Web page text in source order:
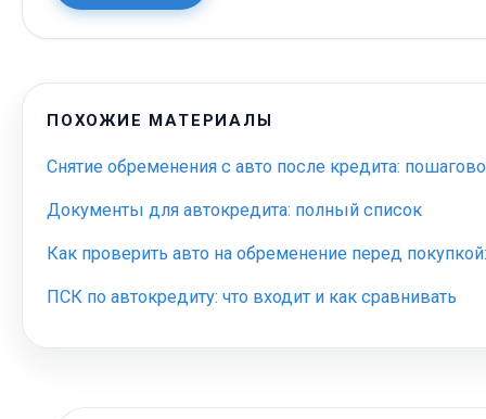
ПОХОЖИЕ МАТЕРИАЛЫ
Снятие обременения с авто после кредита:
Документы для автокредита: полный список
Как проверить авто на обременение перед
ПСК по автокредиту: что входит и как сравнивать